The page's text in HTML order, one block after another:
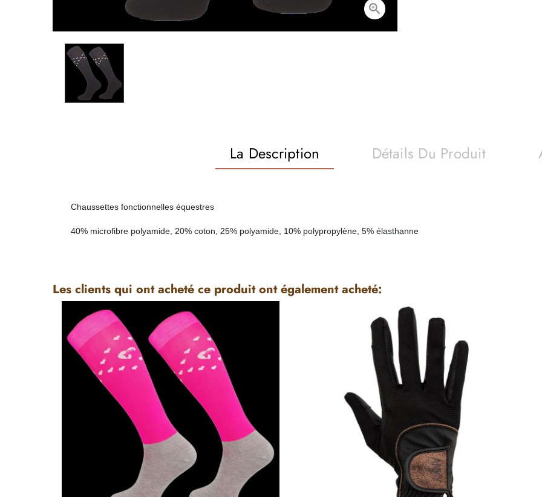

La Description Détails Du Produit
Chaussettes fonctionnelles équestres
40% microfibre polyamide, 20% coton, 25% polyamide, 10% polypropylène, 5% élasthanne
Les clients qui ont acheté ce produit ont également acheté: